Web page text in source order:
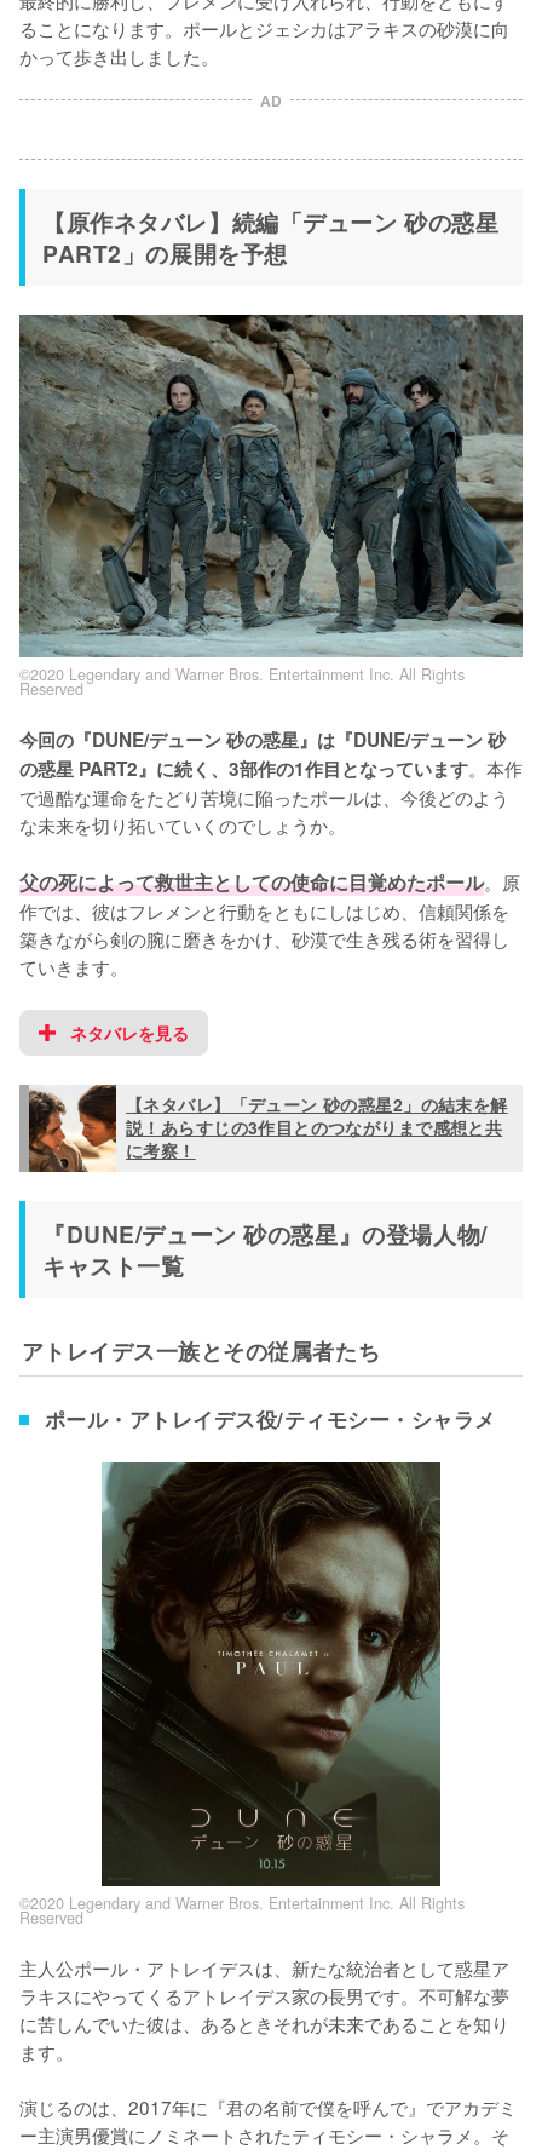
ることになります。ポールとジェシカはアラキスの砂漠に向
かって歩き出しました。
AD
【原作ネタバレ】続編「デューン 砂の惑星
PART2」の展開を予想
©2020 Legendary and Warner Bros. Entertainment Inc. All Rights
Reserved
今回の『DUNE/デューン 砂の惑星』は『DUNE/デューン 砂
の惑星 PART2』に続く、3部作の1作目となっています。本作
で過酷な運命をたどり苦境に陥ったポールは、今後どのよう
な未来を切り拓いていくのでしょうか。
父の死によって救世主としての使命に目覚めたポール。原
作では、彼はフレメンと行動をともにしはじめ、信頼関係を
築きながら剣の腕に磨きをかけ、砂漠で生き残る術を習得し
ていきます。
ネタバレを見る
【ネタバレ】「デューン 砂の惑星2」の結末を解
説！あらすじの3作目とのつながりまで感想と共
に考察！
『DUNE/デューン 砂の惑星』の登場人物/
キャスト一覧
アトレイデス一族とその従属者たち
ポール・アトレイデス役/ティモシー・シャラメ
©2020 Legendary and Warner Bros. Entertainment Inc. All Rights
Reserved
主人公ポール・アトレイデスは、新たな統治者として惑星ア
ラキスにやってくるアトレイデス家の長男です。不可解な夢
に苦しんでいた彼は、あるときそれが未来であることを知り
ます。
演じるのは、2017年に『君の名前で僕を呼んで』でアカデミ
ー主演男優賞にノミネートされたティモシー・シャラメ。そ